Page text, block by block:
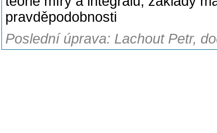
pravděpodobnosti
Poslední úprava: Lachout Petr,